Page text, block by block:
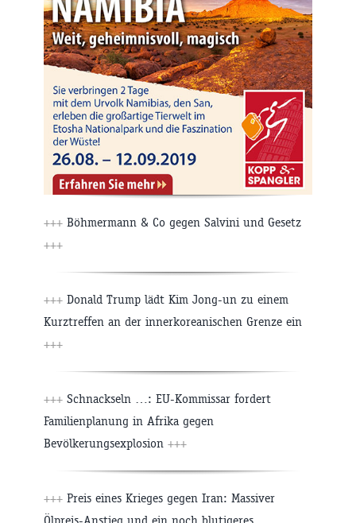
+++ Böhmermann & Co gegen Salvini und Gesetz
+++
+++ Donald Trump lädt Kim Jong-un zu einem
Kurztreffen an der innerkoreanischen Grenze ein
+++
+++ Schnackseln …: EU-Kommissar fordert
Familienplanung in Afrika gegen
Bevölkerungsexplosion +++
+++ Preis eines Krieges gegen Iran: Massiver
Ölpreis-Anstieg und ein noch blutigeres